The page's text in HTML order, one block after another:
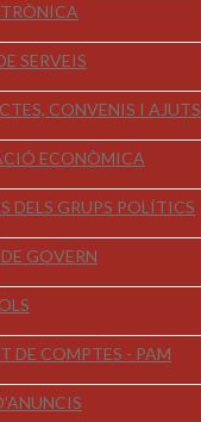
SERVEIS
CONVENIS I AJUTS
ECONÒMICA
DELS GRUPS POLÍTICS
GOVERN
DE COMPTES - PAM